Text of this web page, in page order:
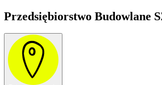
Przedsiębiorstwo Budowlane